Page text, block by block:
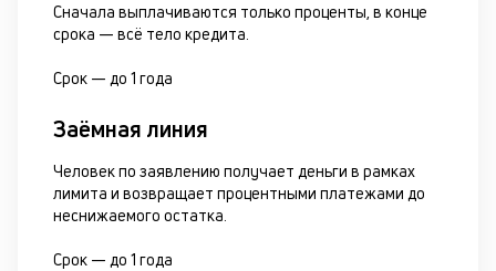
Сначала выплачиваются только проценты, в конце
срока — всё тело кредита.
Срок — до 1 года
Заёмная линия
Человек по заявлению получает деньги в рамках
лимита и возвращает процентными платежами до
неснижаемого остатка.
Срок — до 1 года